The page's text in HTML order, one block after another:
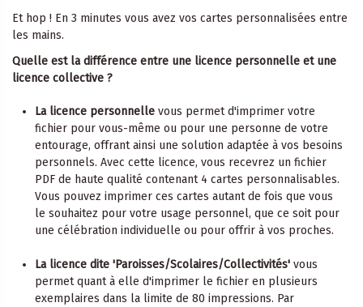
Et hop ! En 3 minutes vous avez vos cartes personnalisées entre
les mains.
Quelle est la différence entre une licence personnelle et une
licence collective ?
La licence personnelle vous permet d'imprimer votre
fichier pour vous-même ou pour une personne de votre
entourage, offrant ainsi une solution adaptée à vos besoins
personnels. Avec cette licence, vous recevrez un fichier
PDF de haute qualité contenant 4 cartes personnalisables.
Vous pouvez imprimer ces cartes autant de fois que vous
le souhaitez pour votre usage personnel, que ce soit pour
une célébration individuelle ou pour offrir à vos proches.
La licence dite 'Paroisses/Scolaires/Collectivités' vous
permet quant à elle d'imprimer le fichier en plusieurs
exemplaires dans la limite de 80 impressions. Par